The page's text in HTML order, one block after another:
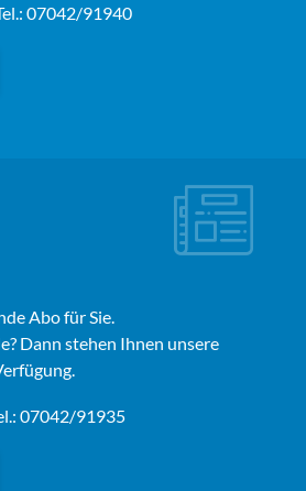
07042/91940
Abo für Sie.
Dann stehen Ihnen unsere
07042/91935